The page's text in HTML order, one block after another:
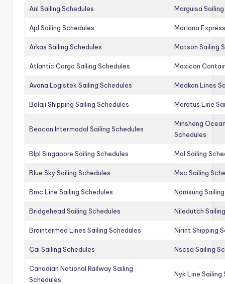
Anl Sailing Schedules Marguisa
Apl Sailing Schedules Mariana
Arkas Sailing Schedules Matson Sailing
Atlantic Cargo Sailing Schedules Maxicon
Avana Logistek Sailing Schedules Medkon Lines
Balaji Shipping Sailing Schedules Meratus Line
Beacon Intermodal Sailing Schedules
Minsheng
Schedules
Blpl Singapore Sailing Schedules Mol Sailing
Blue Sky Sailing Schedules Msc Sailing
Bmc Line Sailing Schedules Namsung
Bridgehead Sailing Schedules Niledutch
Brointermed Lines Sailing Schedules Nirint Shipping
Cai Sailing Schedules Nscsa Sailing
Canadian National Railway Sailing
Schedules
Nyk Line Sailing